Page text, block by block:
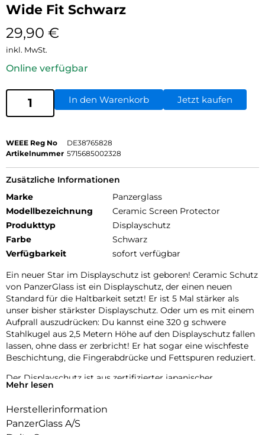
Wide Fit Schwarz
29,90 €
inkl. MwSt.
Online verfügbar
In den Warenkorb Jetzt kaufen
WEEE Reg No
DE38765828
Artikelnummer 5715685002328
Zusätzliche Informationen
Marke
Panzerglass
Modellbezeichnung
Ceramic Screen Protector
Produkttyp
Displayschutz
Farbe
Schwarz
Verfügbarkeit
sofort verfügbar
Ein neuer Star im Displayschutz ist geboren! Ceramic Schutz
von PanzerGlass ist ein Displayschutz, der einen neuen
Standard für die Haltbarkeit setzt! Er ist 5 Mal stärker als
unser bisher stärkster Displayschutz. Oder um es mit einem
Aufprall auszudrücken: Du kannst eine 320 g schwere
Stahlkugel aus 2,5 Metern Höhe auf den Displayschutz fallen
lassen, ohne dass er zerbricht! Er hat sogar eine wischfeste
Beschichtung, die Fingerabdrücke und Fettspuren reduziert.
Der Displayschutz ist aus zertifizierter japanischer
Glaskeramik von Ohara hergestellt. Glaskeramik ist eines der
für das bloße Auge unsichtbare Kristalle, die verhindern, dass
sich Risse ausbreiten, und die eine Festigkeit ermöglichen,
Mehr lesen
Herstellerinformation
PanzerGlass A/S